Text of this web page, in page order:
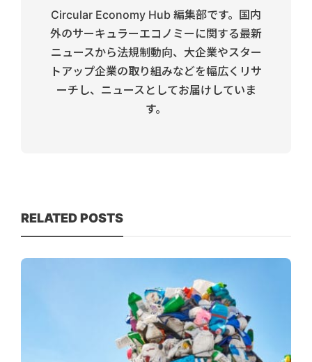
Circular Economy Hub 編集部です。国内
外のサーキュラーエコノミーに関する最新
ニュースから法規制動向、大企業やスター
トアップ企業の取り組みなどを幅広くリサ
ーチし、ニュースとしてお届けしていま
す。
RELATED POSTS